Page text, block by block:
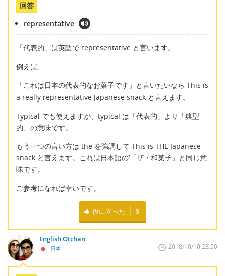
回答
representative
「代表的」は英語で representative と言います。
例えば、
「これは日本の代表的なお菓子です」と言いたいなら This is
a really representative Japanese snack と言えます。
Typical でも使えますが、typical は「代表的」より「典型
的」の意味です。
もう一つの言い方は the を強調して This is THE Japanese
snack と言えます。これは日本語の’「ザ・和菓子」と同じ意
味です。
ご参考になれば幸いです。
役に立った 9
English Otchan
日本 2018/10/10 23:50